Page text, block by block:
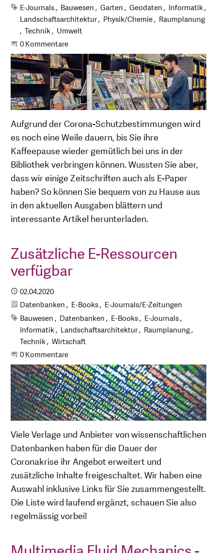
Schlagworte
E-Journals Bauwesen Garten Geodaten
Informatik
Landschaftsarchitektur
Physik/Chemie
Raumplanung
Technik
Umwelt
Beginne eine Unterhaltung
0 Kommentare
Aufgrund der Corona-Schutzbestimmungen wird
es noch eine Weile dauern, bis Sie ihre
Kaffeepause wieder gemütlich bei uns in der
Bibliothek verbringen können. Wussten Sie aber,
dass wir einige Zeitschriften auch als E-Paper
haben? So können Sie bequem von zu Hause aus
in den aktuellen Ausgaben blättern und
interessante Artikel herunterladen.
Zusätzliche E-Ressourcen
verfügbar
Publiziert
02.04.2020
Kategorien
Datenbanken E-Books
E-Journals/E-Zeitungen
Schlagworte
Bauwesen Datenbanken E-Books
E-Journals
Informatik
Landschaftsarchitektur
Raumplanung
Technik
Wirtschaft
Beginne eine Unterhaltung
0 Kommentare
Viele Verlage und Anbieter von wissenschaftlichen
Datenbanken haben für die Dauer der
Coronakrise ihr Angebot erweitert und
zusätzliche Inhalte freigeschaltet. Wir haben eine
Auswahl inklusive Links für Sie zusammengestellt.
Die Liste wird laufend ergänzt, schauen Sie also
regelmässig vorbei!